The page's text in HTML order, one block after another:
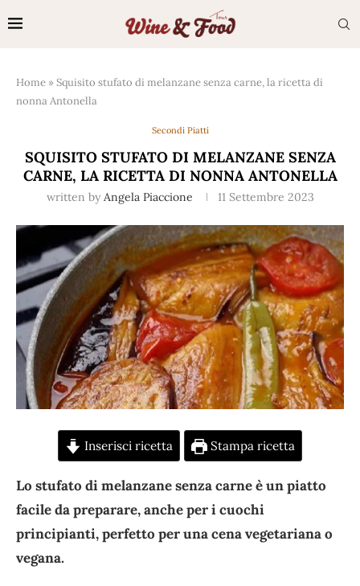
Home »Squisito stufato di melanzane senza carne, la ricetta di
nonna Antonella
Secondi Piatti
SQUISITO STUFATO DI MELANZANE SENZA
CARNE, LA RICETTA DI NONNA ANTONELLA
written by Angela Piaccione 11 Settembre 2023
Inserisci ricetta Stampa ricetta
Lo stufato di melanzane senza carne è un piatto
facile da preparare, anche per i cuochi
principianti, perfetto per una cena vegetariana o
vegana.